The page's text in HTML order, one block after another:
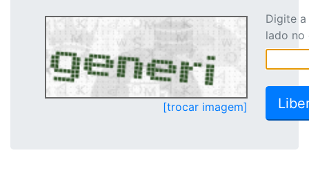
[trocar imagem]
Digite
lado no